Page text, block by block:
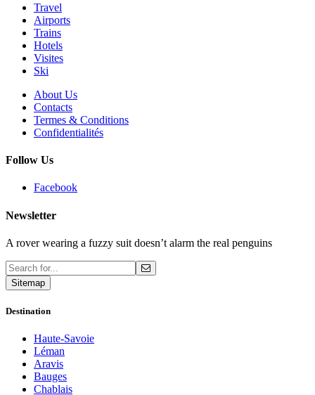
Travel
Airports
Trains
Hotels
Visites
Ski
About Us
Contacts
Termes & Conditions
Confidentialités
Follow Us
Facebook
Newsletter
A rover wearing a fuzzy suit doesn’t alarm the real penguins
Sitemap
Destination
Haute-Savoie
Léman
Aravis
Bauges
Chablais